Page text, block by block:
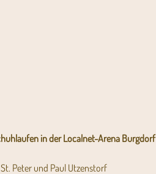
in der Localnet-Arena Burgdorf
St. Peter und Paul Utzenstorf